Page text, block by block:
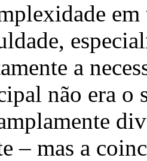
a
não era o
– mas a